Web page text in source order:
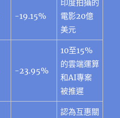
-19.15%
印度拍攝的
電影20億
美元
-23.95%
10至15%
的雲端運算
和AI專案
被推遲
認為互惠關